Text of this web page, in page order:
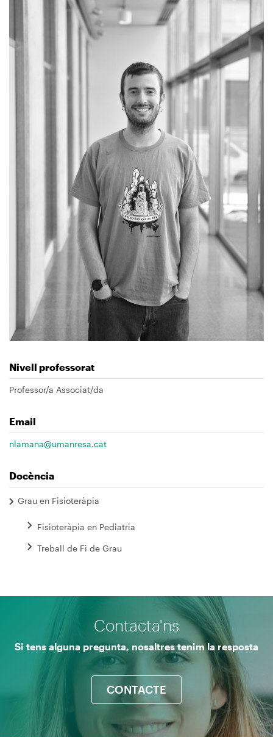
Nivell professorat
Professor/a Associat/da
Email
nlamana@umanresa.cat
Docència
Grau en Fisioteràpia
Fisioteràpia en Pediatria
Treball de Fi de Grau
Contacta'ns
Si tens alguna pregunta, nosaltres tenim la resposta
CONTACTE